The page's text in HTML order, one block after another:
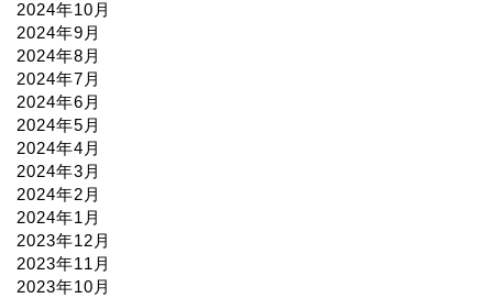
2024年10月
2024年9月
2024年8月
2024年7月
2024年6月
2024年5月
2024年4月
2024年3月
2024年2月
2024年1月
2023年12月
2023年11月
2023年10月